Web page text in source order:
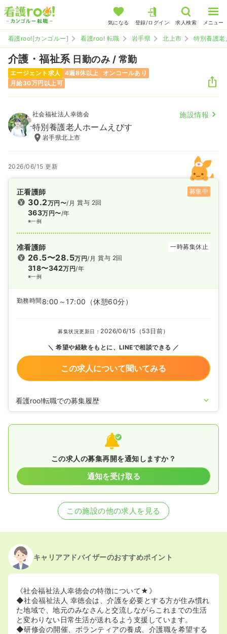
気になる 登録/ログイン 求人検索 メニュー
看護roo![カンゴルー] 看護roo! 転職 岩手県 北上市 特別養護
介護・福祉系 日勤のみ / 常勤
エージェント求人 4週8休以上
オンコールあり
月給30万円以上可
社会福祉法人幸徳会 施設情報
特別養護老人ホームえびす
岩手県北上市
2026/06/15 更新
正看護師 募集中
30.2万円〜/月
363万円〜/年
※一例
賞与 2回
准看護師 一時募集休止
26.5〜28.5万円/月
318〜342万円/年
※一例
賞与 2回
勤務時間 8:00～17:00 （休憩60分）
募集状況更新日： 2026/06/15（53日前）
希望や経験をもとに、LINEで相談できる
この求人について聞いてみる
看護roo!転職での募集履歴
2025/06/23正・准看護師の募集を休止
正・准看護師を募集中
この求人の募集再開を通知しますか？
通知を受け取る
この施設の他の求人を見る
キャリアアドバイザーのおすすめポイント
《社会福祉法人幸徳会の特徴について★》
◆社会福祉法人 幸徳会は、介護を必要とする方が住み慣れ
た地域で、地元のみなさんと交流しながらこれまでの生活
と変わりない日常生活が送れるよう支援しています。
◆研修会の開催、ボランティアの養成、介護職を希望する